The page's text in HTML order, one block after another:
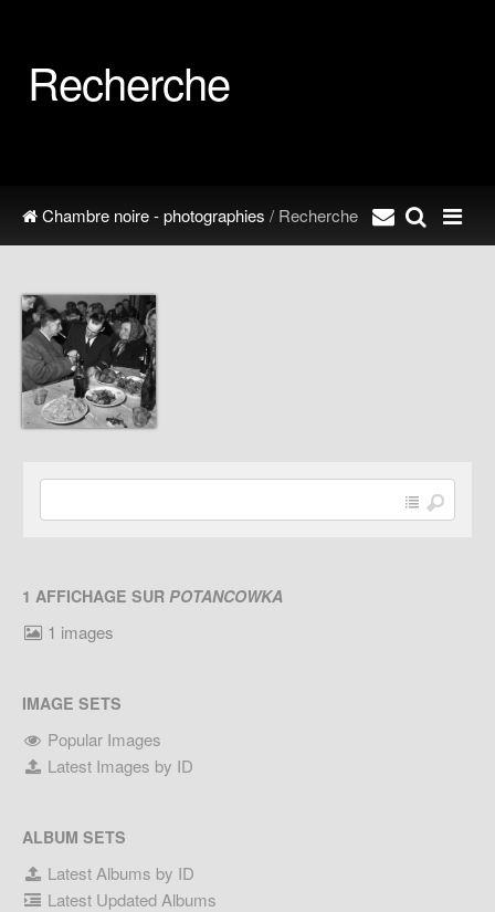
Recherche
Chambre noire - photographies / Recherche
1 AFFICHAGE SUR POTANCOWKA
1 images
IMAGE SETS
Popular Images
Latest Images by ID
ALBUM SETS
Latest Albums by ID
Latest Updated Albums